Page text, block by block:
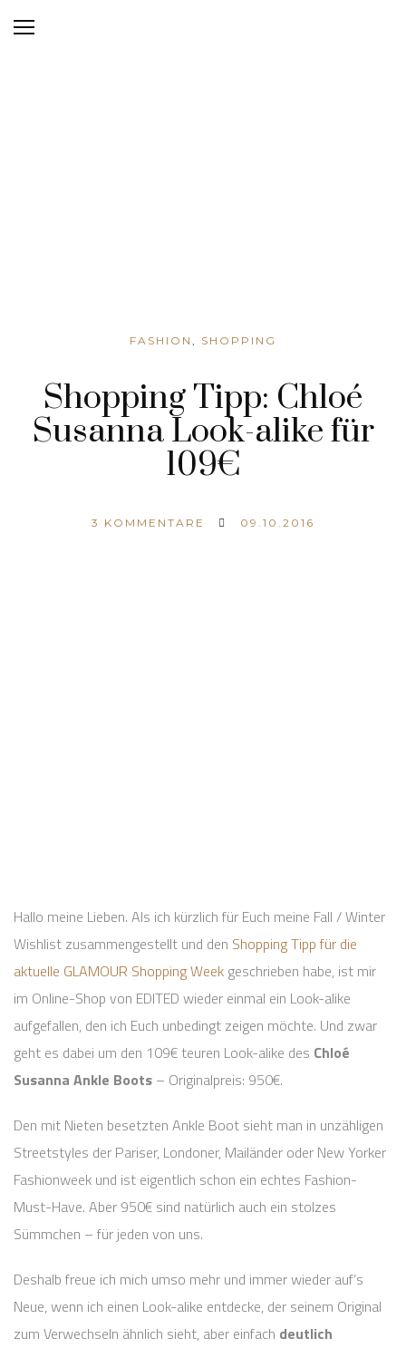
FASHION , SHOPPING
Shopping Tipp: Chloé
Susanna Look-alike für
109€
3 KOMMENTARE 09.10.2016
Hallo meine Lieben. Als ich kürzlich für Euch meine Fall / Winter
Wishlist zusammengestellt und den Shopping Tipp für die
aktuelle GLAMOUR Shopping Week geschrieben habe, ist mir
im Online-Shop von EDITED wieder einmal ein Look-alike
aufgefallen, den ich Euch unbedingt zeigen möchte. Und zwar
geht es dabei um den 109€ teuren Look-alike des Chloé
Susanna Ankle Boots – Originalpreis: 950€.
Den mit Nieten besetzten Ankle Boot sieht man in unzähligen
Streetstyles der Pariser, Londoner, Mailänder oder New Yorker
Fashionweek und ist eigentlich schon ein echtes Fashion-
Must-Have. Aber 950€ sind natürlich auch ein stolzes
Sümmchen – für jeden von uns.
Deshalb freue ich mich umso mehr und immer wieder auf’s
Neue, wenn ich einen Look-alike entdecke, der seinem Original
zum Verwechseln ähnlich sieht, aber einfach deutlich